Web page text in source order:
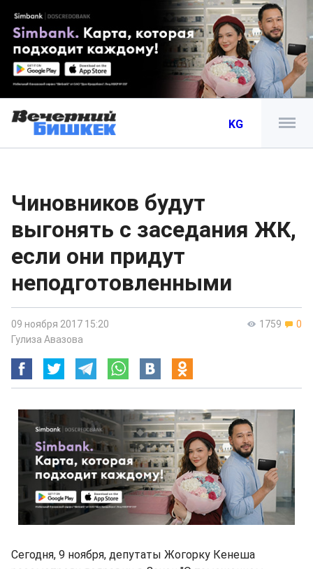
KG
Чиновников будут
выгонять с заседания ЖК,
если они придут
неподготовленными
1759 0
09 ноября 2017 15:20
Гулиза Авазова
Сегодня, 9 ноября, депутаты Жогорку Кенеша